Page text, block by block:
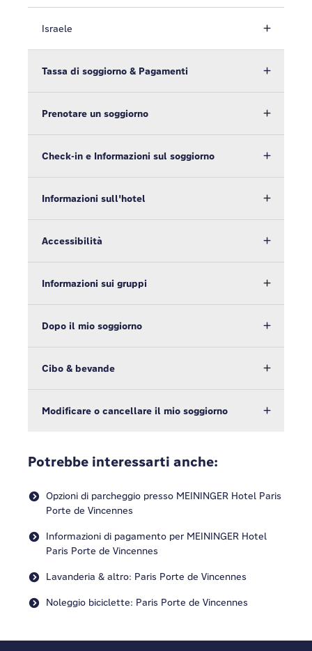
Israele
Tassa di soggiorno & Pagamenti
Prenotare un soggiorno
Check-in e Informazioni sul soggiorno
Informazioni sull'hotel
Accessibilità
Informazioni sui gruppi
Dopo il mio soggiorno
Cibo & bevande
Modificare o cancellare il mio soggiorno
Potrebbe interessarti anche:
Opzioni di parcheggio presso MEININGER Hotel Paris
Porte de Vincennes
Informazioni di pagamento per MEININGER Hotel
Paris Porte de Vincennes
Lavanderia & altro: Paris Porte de Vincennes
Noleggio biciclette: Paris Porte de Vincennes